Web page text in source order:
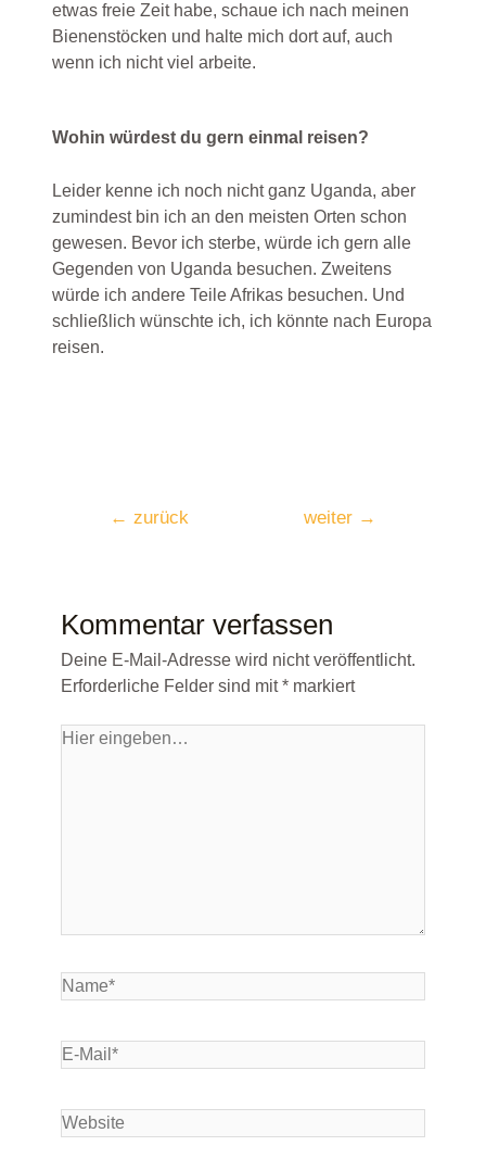
etwas freie Zeit habe, schaue ich nach meinen
Bienenstöcken und halte mich dort auf, auch
wenn ich nicht viel arbeite.
Wohin würdest du gern einmal reisen?
Leider kenne ich noch nicht ganz Uganda, aber
zumindest bin ich an den meisten Orten schon
gewesen. Bevor ich sterbe, würde ich gern alle
Gegenden von Uganda besuchen. Zweitens
würde ich andere Teile Afrikas besuchen. Und
schließlich wünschte ich, ich könnte nach Europa
reisen.
← zurück weiter →
Kommentar verfassen
Deine E-Mail-Adresse wird nicht veröffentlicht.
Erforderliche Felder sind mit*markiert